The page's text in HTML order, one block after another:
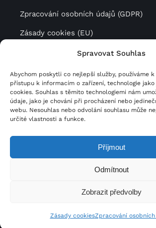
Spravovat Souhlas
Abychom poskytli co nejlepší služby, používáme
přístupu k informacím o zařízení, technologie jako
cookies. Souhlas s těmito technologiemi nám
údaje, jako je chování při procházení nebo
webu. Nesouhlas nebo odvolání souhlasu může
určité vlastnosti a funkce.
Příjmout
Odmítnout
Zobrazit předvolby
Zásady cookiesZpracování
Zpracování osobních údajů (GDPR)
Zásady cookies (EU)
Další krásný luxusní
najdete na stránkách
společnostiJV Pohoda.
vyhrazena |DIRECTIVE